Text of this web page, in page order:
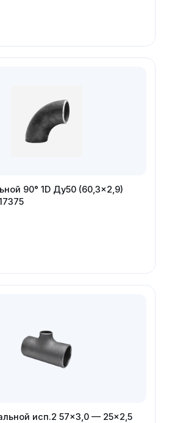
90° 1D Ду50 (60,3×2,9)
исп.2 57×3,0 — 25×2,5